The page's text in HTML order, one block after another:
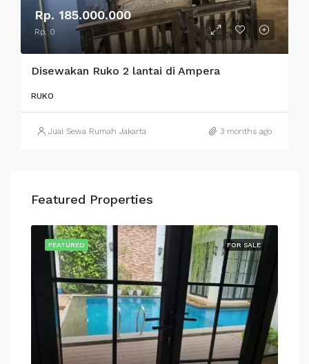
Rp. 185.000.000
Rp. 0
Disewakan Ruko 2 lantai di Ampera
RUKO
Jual Sewa Rumah Jakarta 3 months ago
Featured Properties
FOR SALE
FEATURED